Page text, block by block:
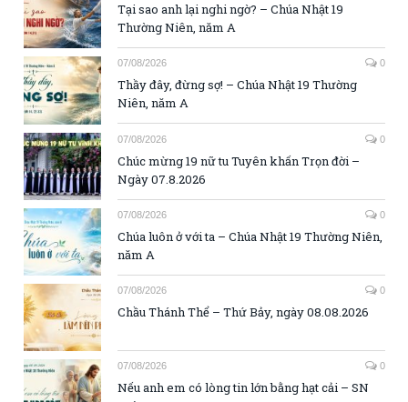
Tại sao anh lại nghi ngờ? – Chúa Nhật 19
Thường Niên, năm A
07/08/2026 0
Thầy đây, đừng sợ! – Chúa Nhật 19 Thường
Niên, năm A
07/08/2026 0
Chúc mừng 19 nữ tu Tuyên khấn Trọn đời –
Ngày 07.8.2026
07/08/2026 0
Chúa luôn ở với ta – Chúa Nhật 19 Thường Niên,
năm A
07/08/2026 0
Chầu Thánh Thể – Thứ Bảy, ngày 08.08.2026
07/08/2026 0
Nếu anh em có lòng tin lớn bằng hạt cải – SN